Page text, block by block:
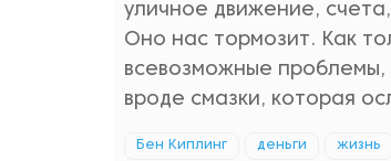
уличное движение,
Оно нас тормозит. Как
всевозможные
вроде смазки, которая
Бен Киплинг деньги жизнь